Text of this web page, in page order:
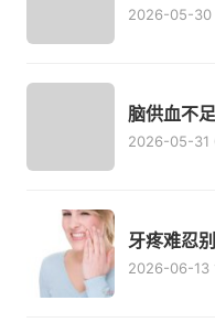
2026-05-30
脑供血不
2026-05-31
牙疼难忍
2026-06-13